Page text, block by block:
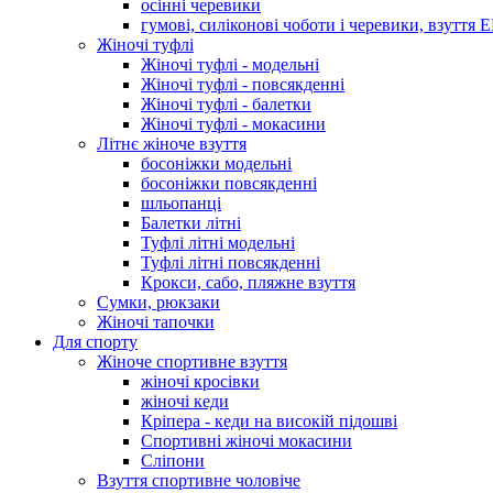
осінні черевики
гумові, силіконові чоботи і черевики, взуття
Жіночі туфлі
Жіночі туфлі - модельні
Жіночі туфлі - повсякденні
Жіночі туфлі - балетки
Жіночі туфлі - мокасини
Літнє жіноче взуття
босоніжки модельні
босоніжки повсякденні
шльопанці
Балетки літні
Туфлі літні модельні
Туфлі літні повсякденні
Крокси, сабо, пляжне взуття
Сумки, рюкзаки
Жіночі тапочки
Для спорту
Жіноче спортивне взуття
жіночі кросівки
жіночі кеди
Кріпера - кеди на високій підошві
Спортивні жіночі мокасини
Сліпони
Взуття спортивне чоловіче